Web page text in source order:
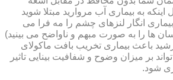
اینکه به بیماری آب مروارید مبتلا شوید
انگار لنزهای چشم را مه فرا می
ها را به صورت مبهم و ناواضح می بینید)
باعث بیماری تخریب بافت ماکولای
بر میزان وضوح و شفافیت بینایی تاثیر
شود.